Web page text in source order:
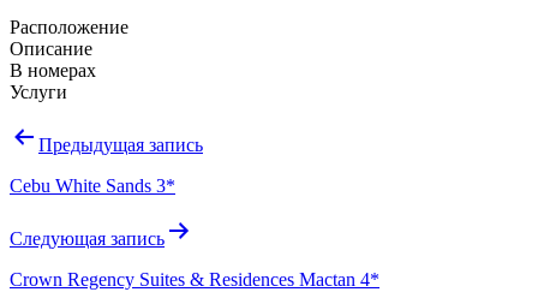
Расположение
Описание
В номерах
Услуги
Навигация
записям
Предыдущая запись
Cebu White Sands 3*
Следующая запись
Crown Regency Suites & Residences Mactan 4*